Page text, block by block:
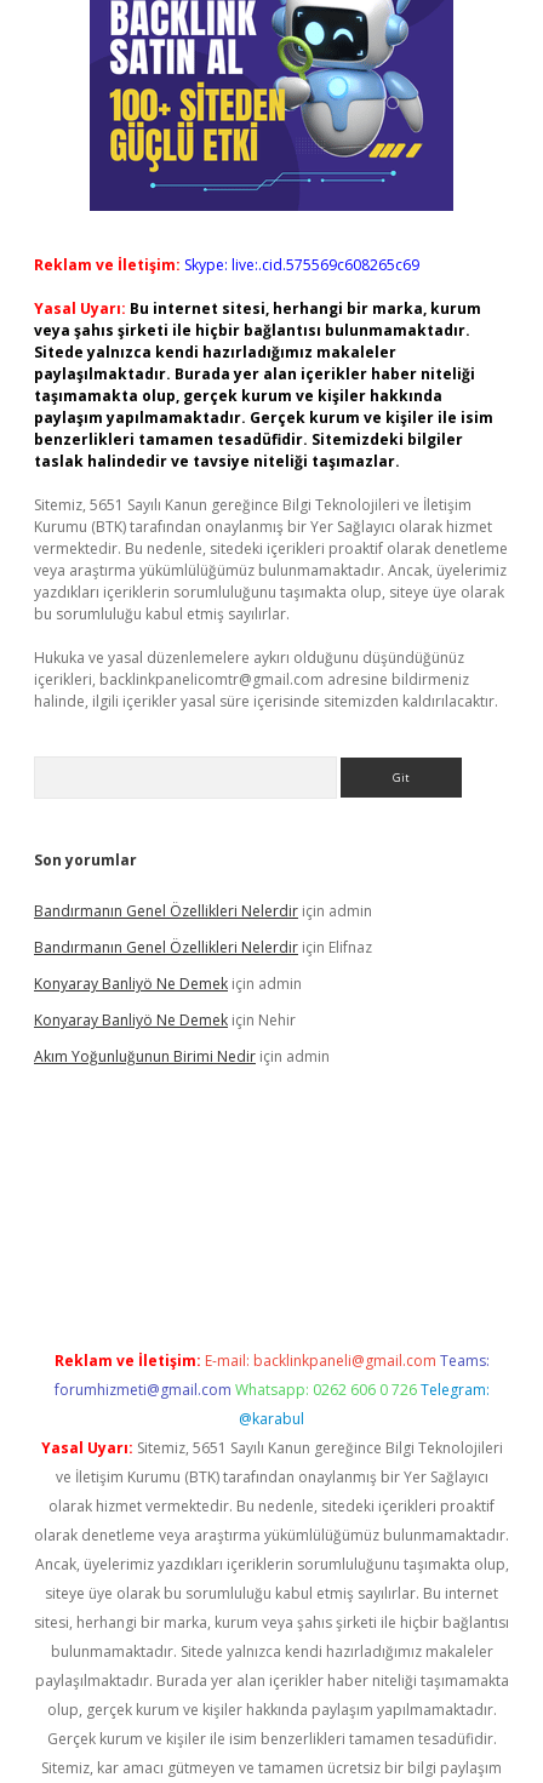
Reklam ve İletişim: Skype: live:.cid.575569c608265c69
Yasal Uyarı: Bu internet sitesi, herhangi bir marka, kurum
veya şahıs şirketi ile hiçbir bağlantısı bulunmamaktadır.
Sitede yalnızca kendi hazırladığımız makaleler
paylaşılmaktadır. Burada yer alan içerikler haber niteliği
taşımamakta olup, gerçek kurum ve kişiler hakkında
paylaşım yapılmamaktadır. Gerçek kurum ve kişiler ile isim
benzerlikleri tamamen tesadüfidir. Sitemizdeki bilgiler
taslak halindedir ve tavsiye niteliği taşımazlar.
Sitemiz, 5651 Sayılı Kanun gereğince Bilgi Teknolojileri ve İletişim
Kurumu (BTK) tarafından onaylanmış bir Yer Sağlayıcı olarak hizmet
vermektedir. Bu nedenle, sitedeki içerikleri proaktif olarak denetleme
veya araştırma yükümlülüğümüz bulunmamaktadır. Ancak, üyelerimiz
yazdıkları içeriklerin sorumluluğunu taşımakta olup, siteye üye olarak
bu sorumluluğu kabul etmiş sayılırlar.
Hukuka ve yasal düzenlemelere aykırı olduğunu düşündüğünüz
içerikleri, backlinkpanelicomtr@gmail.com adresine bildirmeniz
halinde, ilgili içerikler yasal süre içerisinde sitemizden kaldırılacaktır.
Son yorumlar
Bandırmanın Genel Özellikleri Nelerdir için admin
Bandırmanın Genel Özellikleri Nelerdir için Elifnaz
Konyaray Banliyö Ne Demek için admin
Konyaray Banliyö Ne Demek için Nehir
Akım Yoğunluğunun Birimi Nedir için admin
Reklam ve İletişim: E-mail: backlinkpaneli@gmail.com Teams:
forumhizmeti@gmail.com Whatsapp: 0262 606 0 726 Telegram:
@karabul
Yasal Uyarı: Sitemiz, 5651 Sayılı Kanun gereğince Bilgi Teknolojileri
ve İletişim Kurumu (BTK) tarafından onaylanmış bir Yer Sağlayıcı
olarak hizmet vermektedir. Bu nedenle, sitedeki içerikleri proaktif
olarak denetleme veya araştırma yükümlülüğümüz bulunmamaktadır.
Ancak, üyelerimiz yazdıkları içeriklerin sorumluluğunu taşımakta olup,
siteye üye olarak bu sorumluluğu kabul etmiş sayılırlar. Bu internet
sitesi, herhangi bir marka, kurum veya şahıs şirketi ile hiçbir bağlantısı
bulunmamaktadır. Sitede yalnızca kendi hazırladığımız makaleler
paylaşılmaktadır. Burada yer alan içerikler haber niteliği taşımamakta
olup, gerçek kurum ve kişiler hakkında paylaşım yapılmamaktadır.
Gerçek kurum ve kişiler ile isim benzerlikleri tamamen tesadüfidir.
Sitemiz, kar amacı gütmeyen ve tamamen ücretsiz bir bilgi paylaşım